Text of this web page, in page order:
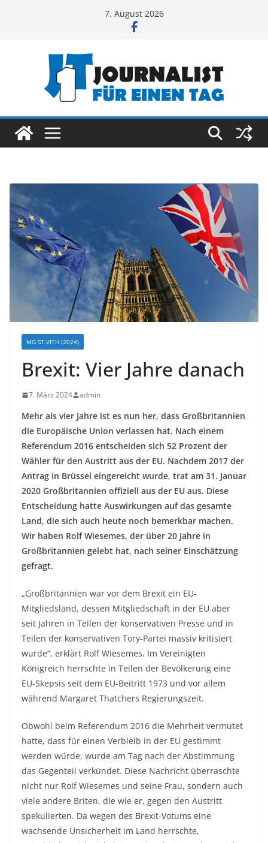
7. August 2026
MG ST.VITH (2024)
Brexit: Vier Jahre danach
7. März 2024 admin
Mehr als vier Jahre ist es nun her, dass Großbritannien
die Europäische Union verlassen hat. Nach einem
Referendum 2016 entscheiden sich 52 Prozent der
Wähler für den Austritt aus der EU. Nachdem 2017 der
Antrag in Brüssel eingereicht wurde, trat am 31. Januar
2020 Großbritannien offiziell aus der EU aus. Diese
Entscheidung hatte Auswirkungen auf das gesamte
Land, die sich auch heute noch bemerkbar machen.
Wir haben Rolf Wiesemes, der über 20 Jahre in
Großbritannien gelebt hat, nach seiner Einschätzung
gefragt.
„Großbritannien war vor dem Brexit ein EU-
Mitgliedsland, dessen Mitgliedschaft in der EU aber
seit Jahren in Teilen der konservativen Presse und in
Teilen der konservativen Tory-Partei massiv kritisiert
wurde“, erklärt Rolf Wiesemes. Im Vereinigten
Königreich herrschte in Teilen der Bevölkerung eine
EU-Skepsis seit dem EU-Beitritt 1973 und vor allem
während Margaret Thatchers Regierungszeit.
Obwohl beim Referendum 2016 die Mehrheit vermutet
hatte, dass für einen Verbleib in der EU gestimmt
werden würde, wurde am Tag nach der Abstimmung
das Gegenteil verkündet. Diese Nachricht überraschte
nicht nur Rolf Wiesemes und seine Frau, sondern auch
viele andere Briten, die wie er, gegen den Austritt
spekulierten. Da wegen des Brexit-Votums eine
wachsende Unsicherheit im Land herrschte,